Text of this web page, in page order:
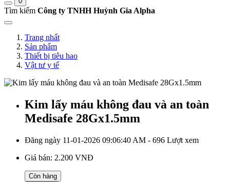
Tìm kiếm Công ty TNHH Huỳnh Gia Alpha
Trang nhất
Sản phẩm
Thiết bị tiêu hao
Vật tư y tế
Kim lấy máu không đau và an toàn
Medisafe 28Gx1.5mm
Đăng ngày 11-01-2026 09:06:40 AM - 696 Lượt xem
Giá bán: 2.200 VNĐ
Còn hàng